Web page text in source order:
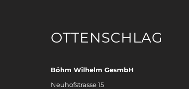
OTTENSCHLAG
Böhm Wilhelm GesmbH
Neuhofstrasse 15